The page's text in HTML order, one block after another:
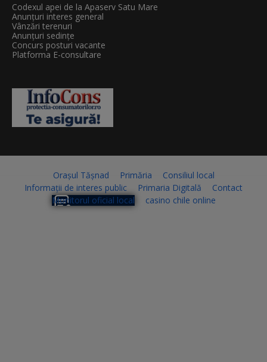
Codexul apei de la Apaserv Satu Mare
Anunțuri interes general
Vânzări terenuri
Anunțuri sedințe
Concurs posturi vacante
Platforma E-consultare
Orașul Tășnad Primăria
Consiliul local
Informații de interes public
Primaria Digitală
Contact
Monitorul oficial local
casino chile online